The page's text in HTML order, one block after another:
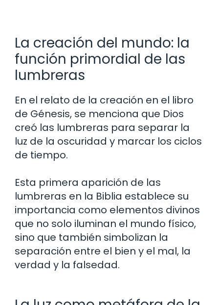
La creación del mundo: la
función primordial de las
lumbreras
En el relato de la creación en el libro
de Génesis, se menciona que Dios
creó las lumbreras para separar la
luz de la oscuridad y marcar los ciclos
de tiempo.
Esta primera aparición de las
lumbreras en la Biblia establece su
importancia como elementos divinos
que no solo iluminan el mundo físico,
sino que también simbolizan la
separación entre el bien y el mal, la
verdad y la falsedad.